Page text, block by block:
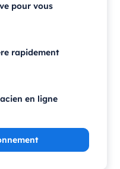
pour vous
rapidement
en ligne